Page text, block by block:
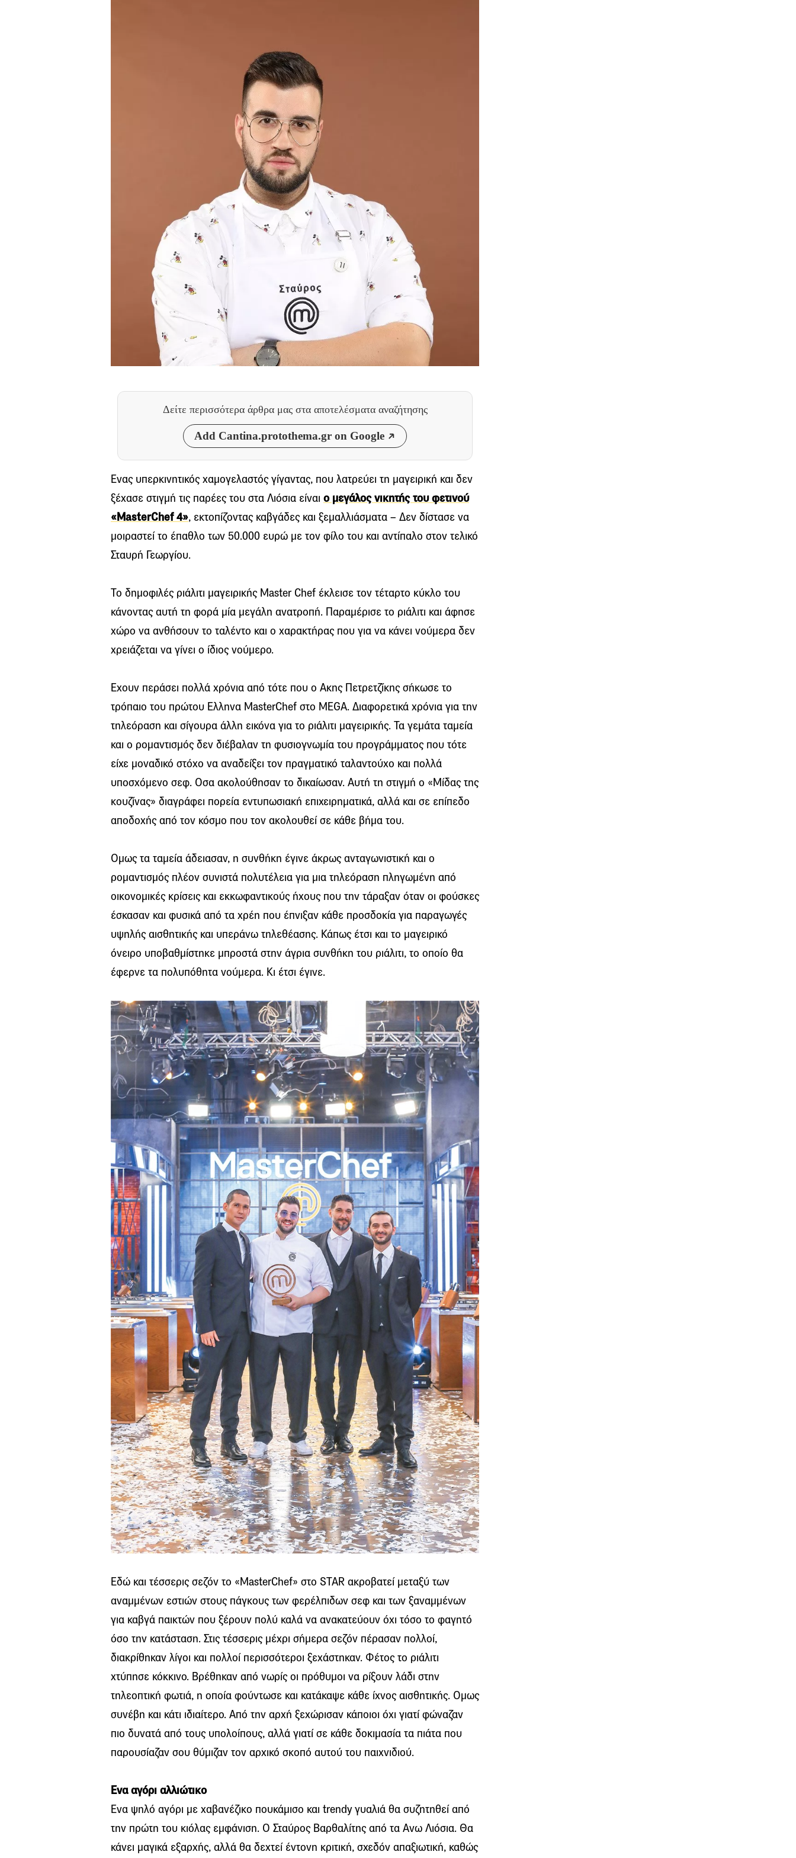
Δείτε περισσότερα άρθρα μας στα αποτελέσματα αναζήτησης
Add Cantina.protothema.gr on Google
Ενας υπερκινητικός χαμογελαστός γίγαντας, που λατρεύει τη μαγειρική και δεν
ξέχασε στιγμή τις παρέες του στα Λιόσια είναι ο μεγάλος νικητής του φετινού
«MasterChef 4», εκτοπίζοντας καβγάδες και ξεμαλλιάσματα – Δεν δίστασε να
μοιραστεί το έπαθλο των 50.000 ευρώ με τον φίλο του και αντίπαλο στον τελικό
Σταυρή Γεωργίου.
Το δημοφιλές ριάλιτι μαγειρικής Master Chef έκλεισε τον τέταρτο κύκλο του
κάνοντας αυτή τη φορά μία μεγάλη ανατροπή. Παραμέρισε το ριάλιτι και άφησε
χώρο να ανθήσουν το ταλέντο και ο χαρακτήρας που για να κάνει νούμερα δεν
χρειάζεται να γίνει ο ίδιος νούμερο.
Εχουν περάσει πολλά χρόνια από τότε που ο Ακης Πετρετζίκης σήκωσε το
τρόπαιο του πρώτου Ελληνα MasterChef στο MEGA. Διαφορετικά χρόνια για την
τηλεόραση και σίγουρα άλλη εικόνα για το ριάλιτι μαγειρικής. Τα γεμάτα ταμεία
και ο ρομαντισμός δεν διέβαλαν τη φυσιογνωμία του προγράμματος που τότε
είχε μοναδικό στόχο να αναδείξει τον πραγματικό ταλαντούχο και πολλά
υποσχόμενο σεφ. Οσα ακολούθησαν το δικαίωσαν. Αυτή τη στιγμή ο «Μίδας της
κουζίνας» διαγράφει πορεία εντυπωσιακή επιχειρηματικά, αλλά και σε επίπεδο
αποδοχής από τον κόσμο που τον ακολουθεί σε κάθε βήμα του.
Ομως τα ταμεία άδειασαν, η συνθήκη έγινε άκρως ανταγωνιστική και ο
ρομαντισμός πλέον συνιστά πολυτέλεια για μια τηλεόραση πληγωμένη από
οικονομικές κρίσεις και εκκωφαντικούς ήχους που την τάραξαν όταν οι φούσκες
έσκασαν και φυσικά από τα χρέη που έπνιξαν κάθε προσδοκία για παραγωγές
υψηλής αισθητικής και υπεράνω τηλεθέασης. Κάπως έτσι και το μαγειρικό
όνειρο υποβαθμίστηκε μπροστά στην άγρια συνθήκη του ριάλιτι, το οποίο θα
έφερνε τα πολυπόθητα νούμερα. Κι έτσι έγινε.
Εδώ και τέσσερις σεζόν το «MasterChef» στο STAR ακροβατεί μεταξύ των
αναμμένων εστιών στους πάγκους των φερέλπιδων σεφ και των ξαναμμένων
για καβγά παικτών που ξέρουν πολύ καλά να ανακατεύουν όχι τόσο το φαγητό
όσο την κατάσταση. Στις τέσσερις μέχρι σήμερα σεζόν πέρασαν πολλοί,
διακρίθηκαν λίγοι και πολλοί περισσότεροι ξεχάστηκαν. Φέτος το ριάλιτι
χτύπησε κόκκινο. Βρέθηκαν από νωρίς οι πρόθυμοι να ρίξουν λάδι στην
τηλεοπτική φωτιά, η οποία φούντωσε και κατάκαψε κάθε ίχνος αισθητικής. Ομως
συνέβη και κάτι ιδιαίτερο. Από την αρχή ξεχώρισαν κάποιοι όχι γιατί φώναζαν
πιο δυνατά από τους υπολοίπους, αλλά γιατί σε κάθε δοκιμασία τα πιάτα που
παρουσίαζαν σου θύμιζαν τον αρχικό σκοπό αυτού του παιχνιδιού.
Ενα αγόρι αλλιώτικο
Ενα ψηλό αγόρι με χαβανέζικο πουκάμισο και trendy γυαλιά θα συζητηθεί από
την πρώτη του κιόλας εμφάνιση. Ο Σταύρος Βαρθαλίτης από τα Ανω Λιόσια. Θα
κάνει μαγικά εξαρχής, αλλά θα δεχτεί έντονη κριτική, σχεδόν απαξιωτική, καθώς